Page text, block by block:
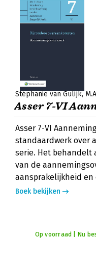
Stéphanie van Gulijk
Asser 7-VI
Asser 7-VI
standaardwerk over
serie. Het behandelt
van de
aansprakelijkheid en
Boek bekijken
Op voorraad | Nu